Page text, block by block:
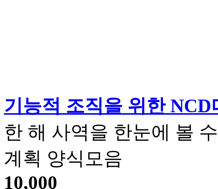
기능적 조직을 위한 NCD
한 해 사역을 한눈에 볼
계획 양식모음
10,000